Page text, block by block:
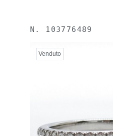
N. 103776489
Venduto